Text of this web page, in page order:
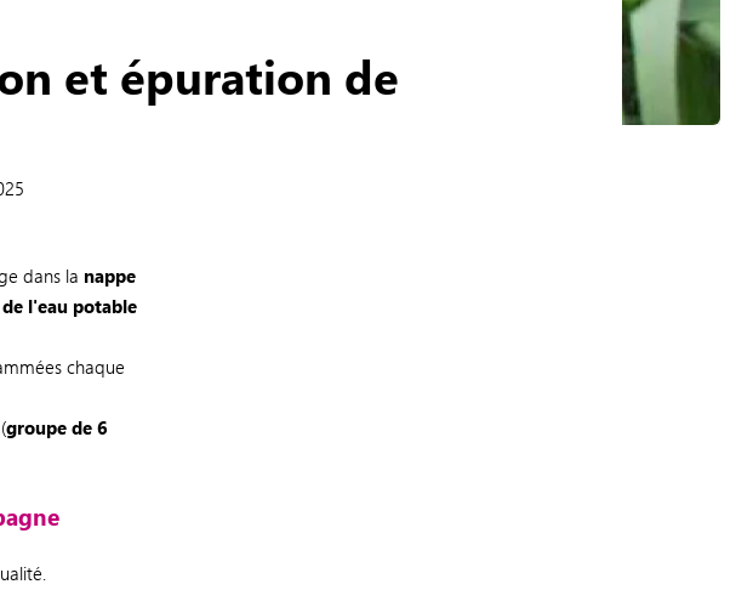
et épuration de
dans la nappe
l'eau potable
chaque
(groupe de 6